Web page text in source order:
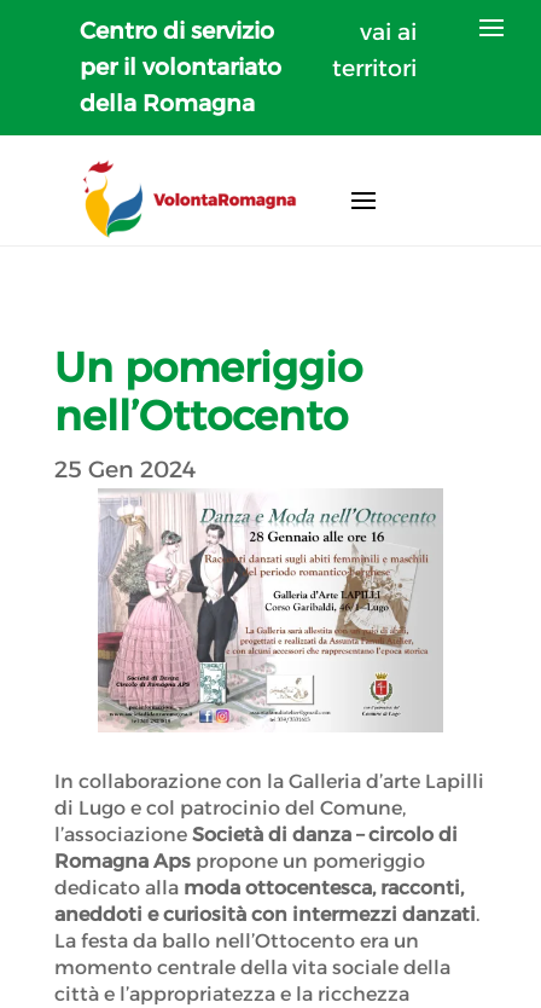
Centro di servizio
per il volontariato
della Romagna
vai ai
territori
Un pomeriggio
nell’Ottocento
25 Gen 2024
In collaborazione con la Galleria d’arte Lapilli
di Lugo e col patrocinio del Comune,
l’associazione Società di danza – circolo di
Romagna Apspropone un pomeriggio
dedicato alla moda ottocentesca, racconti,
aneddoti e curiosità con intermezzi danzati.
La festa da ballo nell’Ottocento era un
momento centrale della vita sociale della
città e l’appropriatezza e la ricchezza